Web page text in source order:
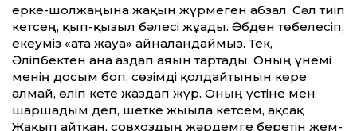
ерке-шолжаңына жақын жүрмеген абзал. Сәл тиіп
кетсең, қып-қызыл бәлесі жұғады. Әбден төбелесіп,
екеуміз «ата жауға» айналғандаймыз. Тек,
Әліпбектен ғана аздап аяғын тартады. Оның үнемі
менің досым боп, сөзімді қолдайтынын көре
алмай, өліп кете жаздап жүр. Оның үстіне мен
шаршадым деп, шетке жығыла кетсем, ақсақ
Жақып айтқан, совхоздың жәрдемге беретін жем-